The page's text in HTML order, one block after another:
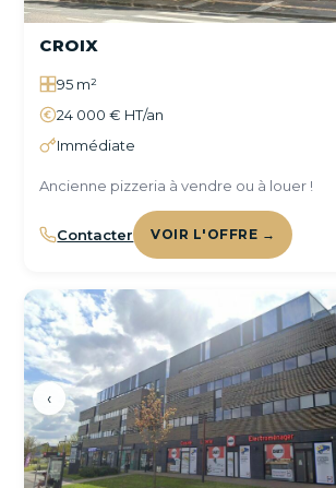
CROIX
95 m²
24 000 € HT/an
Immédiate
Ancienne pizzeria à vendre ou à louer !
Contacter VOIR L'OFFRE →
‹